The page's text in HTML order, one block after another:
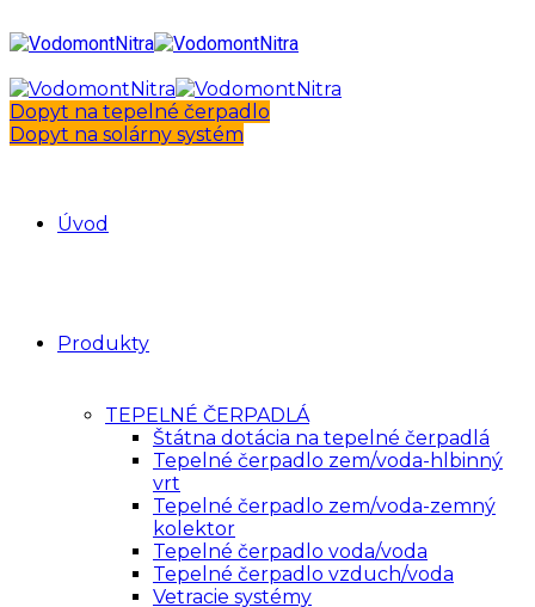
Dopyt na tepelné čerpadlo
Dopyt na solárny systém
Úvod
Produkty
TEPELNÉ ČERPADLÁ
Štátna dotácia na tepelné čerpadlá
Tepelné čerpadlo zem/voda-hlbinný
vrt
Tepelné čerpadlo zem/voda-zemný
kolektor
Tepelné čerpadlo voda/voda
Tepelné čerpadlo vzduch/voda
Vetracie systémy